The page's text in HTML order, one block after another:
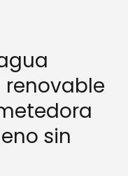
sin